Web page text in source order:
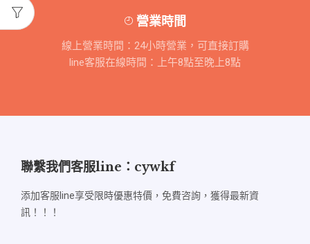
營業時間
線上營業時間：24小時營業，可直接訂購
line客服在線時間：上午8點至晚上8點
聯繫我們客服line：cywkf
添加客服line享受限時優惠特價，免費咨詢，獲得最新資
訊！！！